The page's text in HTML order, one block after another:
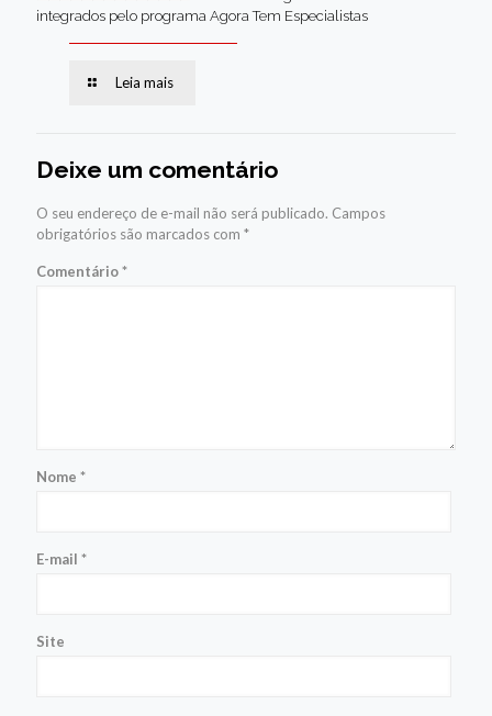
integrados pelo programa Agora Tem Especialistas
Leia mais
Deixe um comentário
O seu endereço de e-mail não será publicado. Campos
obrigatórios são marcados com *
Comentário*
Nome *
E-mail *
Site